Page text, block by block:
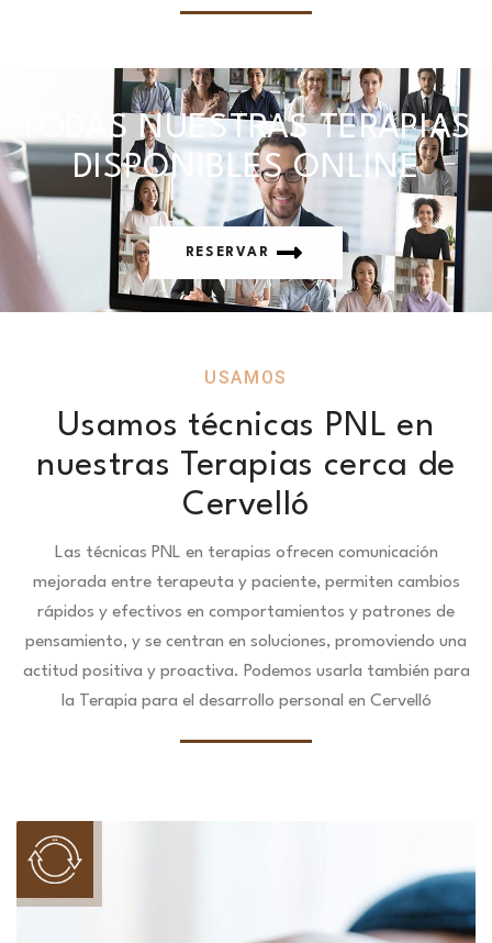
TODAS NUESTRAS TERAPIAS
DISPONIBLES ONLINE
RESERVAR
USAMOS
Usamos técnicas PNL en
nuestras Terapias cerca de
Cervelló
Las técnicas PNL en terapias ofrecen comunicación
mejorada entre terapeuta y paciente, permiten cambios
rápidos y efectivos en comportamientos y patrones de
pensamiento, y se centran en soluciones, promoviendo una
actitud positiva y proactiva. Podemos usarla también para
la Terapia para el desarrollo personal en Cervelló